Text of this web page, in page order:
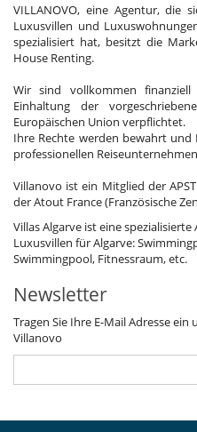
VILLANOVO, eine Agentur, die
Luxusvillen und
spezialisiert hat, besitzt die
House Renting.
Wir sind vollkommen
Einhaltung der
Europäischen Union verpflichtet.
Ihre Rechte werden bewahrt
professionellen
Villanovo ist ein Mitglied der
der Atout France (Französische
Villas Algarve ist eine
Luxusvillen für Algarve:
Swimmingpool, Fitnessraum, etc.
Newsletter
Tragen Sie Ihre E-Mail Adresse
Villanovo